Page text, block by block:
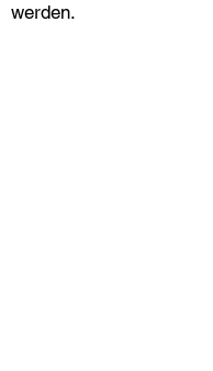
werden.